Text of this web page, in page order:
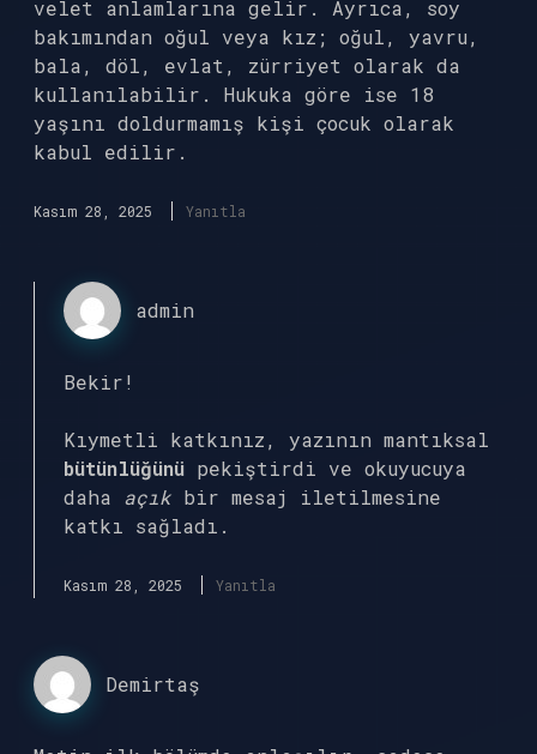
velet anlamlarına gelir. Ayrıca, soy
bakımından oğul veya kız; oğul, yavru,
bala, döl, evlat, zürriyet olarak da
kullanılabilir. Hukuka göre ise 18
yaşını doldurmamış kişi çocuk olarak
kabul edilir.
Kasım 28, 2025 Yanıtla
admin
Bekir!
Kıymetli katkınız, yazının mantıksal
bütünlüğünü pekiştirdi ve okuyucuya
daha açık bir mesaj iletilmesine
katkı sağladı.
Kasım 28, 2025 Yanıtla
Demirtaş